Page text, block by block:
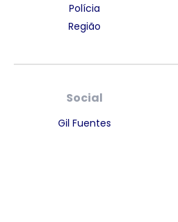
Polícia
Região
Social
Gil Fuentes